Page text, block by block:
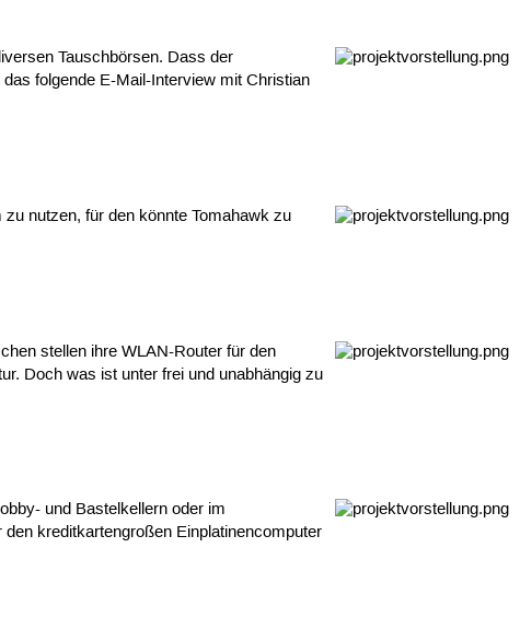
Tauschbörsen. Dass der
folgende E-Mail-Interview mit Christian
nutzen, für den könnte Tomahawk zu
stellen ihre WLAN-Router für den
Doch was ist unter frei und unabhängig zu
und Bastelkellern oder im
kreditkartengroßen Einplatinencomputer